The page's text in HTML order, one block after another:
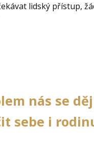
lidský přístup,
nás se
sebe i